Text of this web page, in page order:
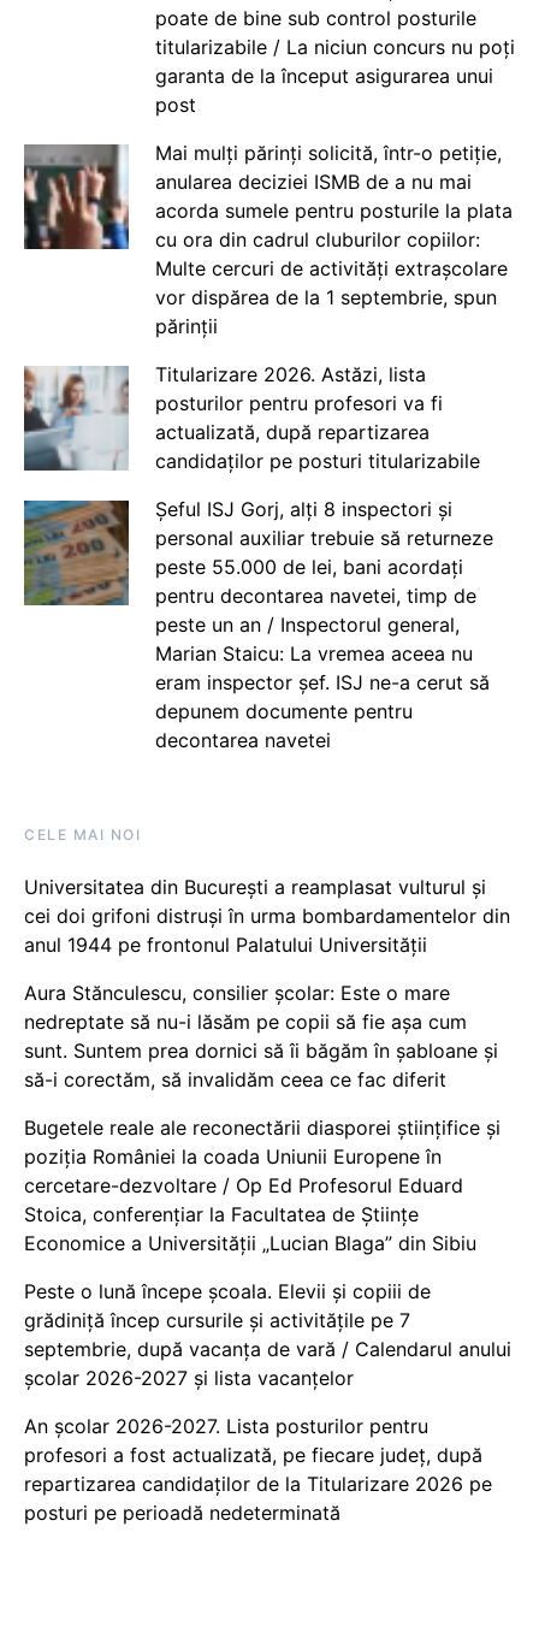
poate de bine sub control posturile
titularizabile / La niciun concurs nu poți
garanta de la început asigurarea unui
post
Mai mulți părinți solicită, într-o petiție,
anularea deciziei ISMB de a nu mai
acorda sumele pentru posturile la plata
cu ora din cadrul cluburilor copiilor:
Multe cercuri de activități extrașcolare
vor dispărea de la 1 septembrie, spun
părinții
Titularizare 2026. Astăzi, lista
posturilor pentru profesori va fi
actualizată, după repartizarea
candidaților pe posturi titularizabile
Șeful ISJ Gorj, alți 8 inspectori și
personal auxiliar trebuie să returneze
peste 55.000 de lei, bani acordați
pentru decontarea navetei, timp de
peste un an / Inspectorul general,
Marian Staicu: La vremea aceea nu
eram inspector șef. ISJ ne-a cerut să
depunem documente pentru
decontarea navetei
CELE MAI NOI
Universitatea din București a reamplasat vulturul și
cei doi grifoni distruși în urma bombardamentelor din
anul 1944 pe frontonul Palatului Universității
Aura Stănculescu, consilier școlar: Este o mare
nedreptate să nu-i lăsăm pe copii să fie așa cum
sunt. Suntem prea dornici să îi băgăm în șabloane și
să-i corectăm, să invalidăm ceea ce fac diferit
Bugetele reale ale reconectării diasporei științifice și
poziția României la coada Uniunii Europene în
cercetare-dezvoltare / Op Ed Profesorul Eduard
Stoica, conferențiar la Facultatea de Științe
Economice a Universității „Lucian Blaga” din Sibiu
Peste o lună începe școala. Elevii și copiii de
grădiniță încep cursurile și activitățile pe 7
septembrie, după vacanța de vară / Calendarul anului
școlar 2026-2027 și lista vacanțelor
An școlar 2026-2027. Lista posturilor pentru
profesori a fost actualizată, pe fiecare județ, după
repartizarea candidaților de la Titularizare 2026 pe
posturi pe perioadă nedeterminată